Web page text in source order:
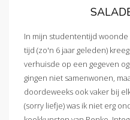
In mijn studententijd
tijd (zo'n 6 jaar geleden)
verhuisde op een gegeven
gingen niet samenwonen,
doordeweeks ook vaker bij
(sorry liefje) was ik niet erg